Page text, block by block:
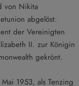
von Nikita
abgelöst.
der Vereinigten
II. zur Königin
gekrönt.
1953, als Tenzing